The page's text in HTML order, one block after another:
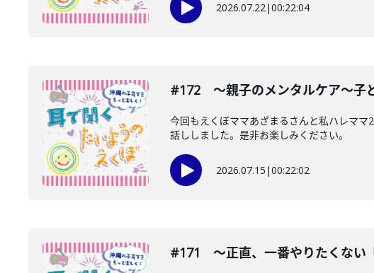
2026.07.22|00:22:04
#172 〜親子のメンタルケア〜子
今回もえくぼママあざまるさんと私ハレマ
話ししました。是非お楽しみください。
2026.07.15 |00:22:02
#171 〜正直、一番やりたくない